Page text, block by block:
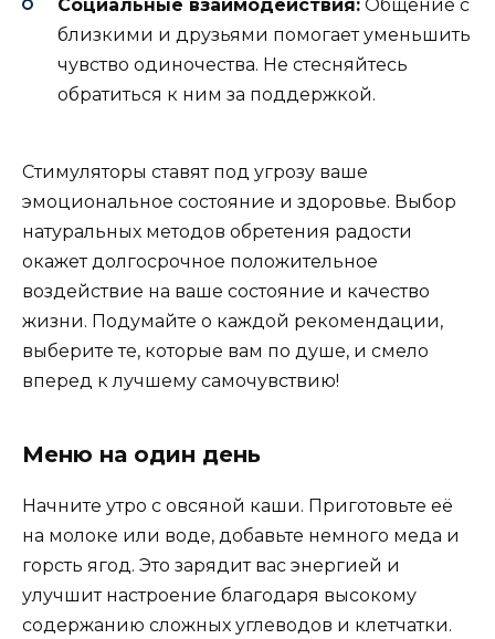
Социальные взаимодействия: Общение с
близкими и друзьями помогает уменьшить
чувство одиночества. Не стесняйтесь
обратиться к ним за поддержкой.
Стимуляторы ставят под угрозу ваше
эмоциональное состояние и здоровье. Выбор
натуральных методов обретения радости
окажет долгосрочное положительное
воздействие на ваше состояние и качество
жизни. Подумайте о каждой рекомендации,
выберите те, которые вам по душе, и смело
вперед к лучшему самочувствию!
Меню на один день
Начните утро с овсяной каши. Приготовьте её
на молоке или воде, добавьте немного меда и
горсть ягод. Это зарядит вас энергией и
улучшит настроение благодаря высокому
содержанию сложных углеводов и клетчатки.